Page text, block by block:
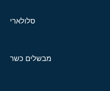
סלולארי
מבשלים כשר